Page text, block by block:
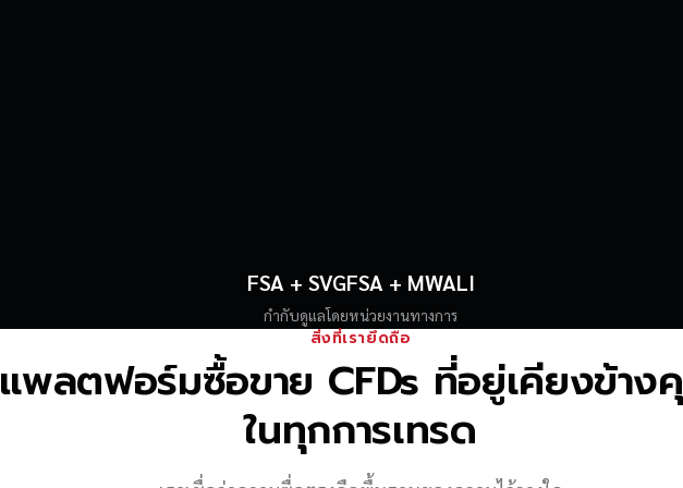
FSA + SVGFSA + MWALI
กำกับดูแลโดยหน่วยงานทางการ
สิ่งที่เรายึดถือ
แพลตฟอร์มซื้อขาย CFDs ที่อยู่เคียงข้า
ในทุกการเทรด